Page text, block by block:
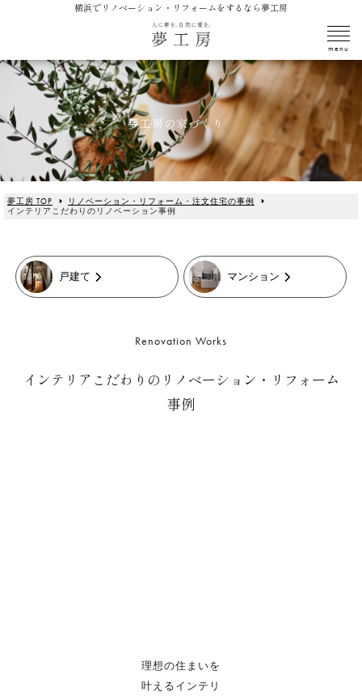
横浜でリノベーション・リフォームをするなら夢工房
夢工房の家づくり
夢工房 TOP
リノベーション・リフォーム・注文住宅の事例
インテリアこだわりのリノベーション事例
戸建て マンション
Renovation Works
インテリアこだわりのリノベーション・リフォーム
事例
理想の住まいを
叶えるインテリ